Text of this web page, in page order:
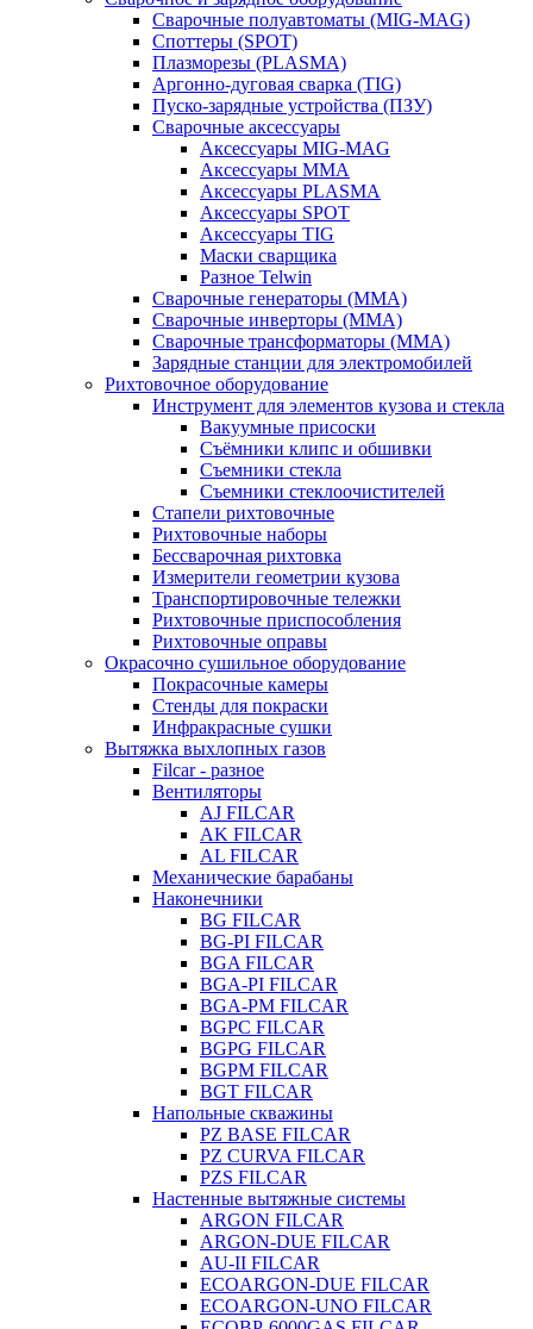
Сварочные полуавтоматы (MIG-MAG)
Споттеры (SPOT)
Плазморезы (PLASMA)
Аргонно-дуговая сварка (TIG)
Пуско-зарядные устройства (ПЗУ)
Сварочные аксессуары
Аксессуары MIG-MAG
Аксессуары MMA
Аксессуары PLASMA
Аксессуары SPOT
Аксессуары TIG
Маски сварщика
Разное Telwin
Сварочные генераторы (MMA)
Сварочные инверторы (MMA)
Сварочные трансформаторы (MMA)
Зарядные станции для электромобилей
Рихтовочное оборудование
Инструмент для элементов кузова и стекла
Вакуумные присоски
Съёмники клипс и обшивки
Съемники стекла
Съемники стеклоочистителей
Стапели рихтовочные
Рихтовочные наборы
Бессварочная рихтовка
Измерители геометрии кузова
Транспортировочные тележки
Рихтовочные приспособления
Рихтовочные оправы
Окрасочно сушильное оборудование
Покрасочные камеры
Стенды для покраски
Инфракрасные сушки
Вытяжка выхлопных газов
Filcar - разное
Вентиляторы
AJ FILCAR
AK FILCAR
AL FILCAR
Механические барабаны
Наконечники
BG FILCAR
BG-PI FILCAR
BGA FILCAR
BGA-PI FILCAR
BGA-PM FILCAR
BGPC FILCAR
BGPG FILCAR
BGPM FILCAR
BGT FILCAR
Напольные скважины
PZ BASE FILCAR
PZ CURVA FILCAR
PZS FILCAR
Настенные вытяжные системы
ARGON FILCAR
ARGON-DUE FILCAR
AU-II FILCAR
ECOARGON-DUE FILCAR
ECOARGON-UNO FILCAR